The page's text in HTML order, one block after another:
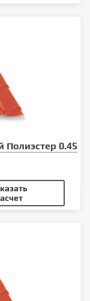
Полиэстер 0.45